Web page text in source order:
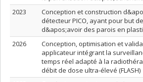
2023
Conception et construction
détecteur PICO, ayant pour but
d&apos;avoir des parois en
2026
Conception, optimisation et
applicateur intégrant la
temps réel adapté à la
débit de dose ultra-élevé (FLASH)